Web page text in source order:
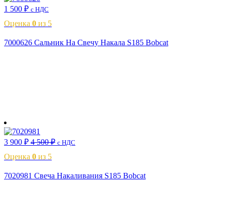
1 500 ₽ с НДС
Оценка 0 из 5
7000626 Сальник На Свечу Накала S185 Bobcat
3 900 ₽ 4 500₽ с НДС
Оценка 0 из 5
7020981 Свеча Накаливания S185 Bobcat